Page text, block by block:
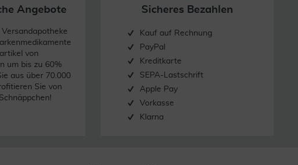
Angebote
von
um bis zu 60%
aus über 70.000
Sie von
Sicheres Bezahlen
Kauf auf Rechnung
PayPal
Kreditkarte
SEPA-Lastschrift
Apple Pay
Vorkasse
Klarna